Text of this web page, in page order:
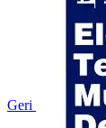
Geri dön Ürünler